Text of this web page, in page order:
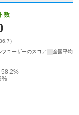
数
）
フユーザーのスコア
全国平均
58.2%